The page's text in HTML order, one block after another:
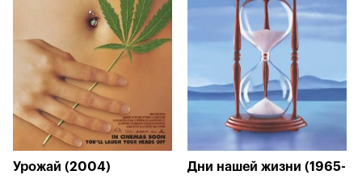
Урожай (2004)
Дни нашей жизни (1965-